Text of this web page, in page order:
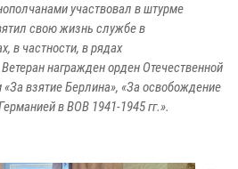
участвовал в штурме
свою жизнь службе в
в частности, в рядах
награжден орден Отечественной
взятие Берлина», «За освобождение
в ВОВ 1941-1945 гг.».